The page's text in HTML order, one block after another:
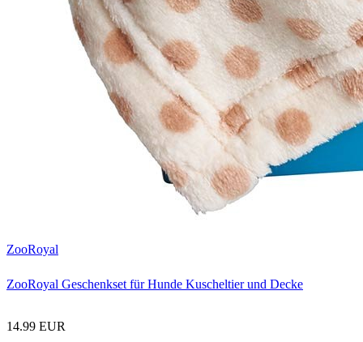
ZooRoyal
ZooRoyal Geschenkset für Hunde Kuscheltier und Decke
14.99 EUR